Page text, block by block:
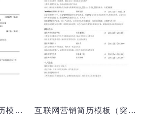
工程监理/监理员简历模板（应届生初级岗位） 互联网营销简历模板（突出校园活动）